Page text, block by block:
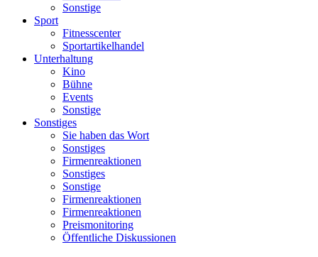
Sonstige
Sport
Fitnesscenter
Sportartikelhandel
Unterhaltung
Kino
Bühne
Events
Sonstige
Sonstiges
Sie haben das Wort
Sonstiges
Firmenreaktionen
Sonstiges
Sonstige
Firmenreaktionen
Firmenreaktionen
Preismonitoring
Öffentliche Diskussionen